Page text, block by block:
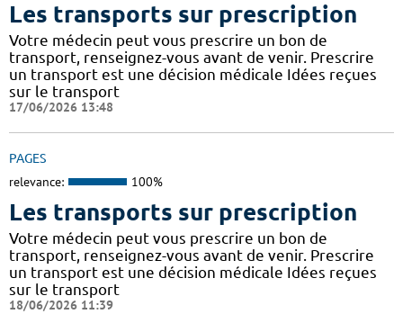
Les transports sur prescription
Votre médecin peut vous prescrire un bon de
transport, renseignez-vous avant de venir. Prescrire
un transport est une décision médicale Idées reçues
sur le transport
17/06/2026 13:48
PAGES
relevance: 100%
Les transports sur prescription
Votre médecin peut vous prescrire un bon de
transport, renseignez-vous avant de venir. Prescrire
un transport est une décision médicale Idées reçues
sur le transport
18/06/2026 11:39